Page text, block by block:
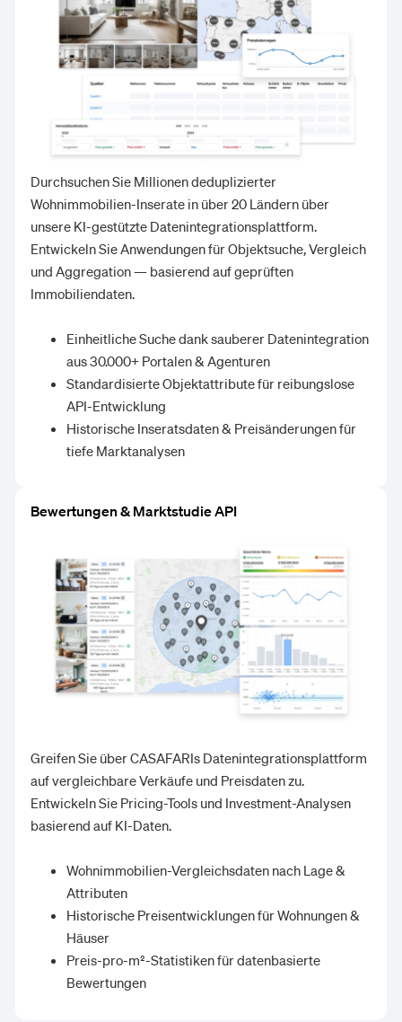
Durchsuchen Sie Millionen deduplizierter
Wohnimmobilien-Inserate in über 20 Ländern über
unsere KI-gestützte Datenintegrationsplattform.
Entwickeln Sie Anwendungen für Objektsuche, Vergleich
und Aggregation — basierend auf geprüften
Immobiliendaten.
Einheitliche Suche dank sauberer Datenintegration
aus 30.000+ Portalen & Agenturen
Standardisierte Objektattribute für reibungslose
API-Entwicklung
Historische Inseratsdaten & Preisänderungen für
tiefe Marktanalysen
Bewertungen & Marktstudie API
Greifen Sie über CASAFARIs Datenintegrationsplattform
auf vergleichbare Verkäufe und Preisdaten zu.
Entwickeln Sie Pricing-Tools und Investment-Analysen
basierend auf KI-Daten.
Wohnimmobilien-Vergleichsdaten nach Lage &
Attributen
Historische Preisentwicklungen für Wohnungen &
Häuser
Preis-pro-m²-Statistiken für datenbasierte
Bewertungen